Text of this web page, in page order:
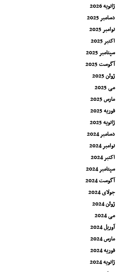
ژانویه 2026
دسامبر 2025
نوامبر 2025
اکتبر 2025
سپتامبر 2025
آگوست 2025
ژوئن 2025
می 2025
مارس 2025
فوریه 2025
ژانویه 2025
دسامبر 2024
نوامبر 2024
اکتبر 2024
سپتامبر 2024
آگوست 2024
جولای 2024
ژوئن 2024
می 2024
آوریل 2024
مارس 2024
فوریه 2024
ژانویه 2024